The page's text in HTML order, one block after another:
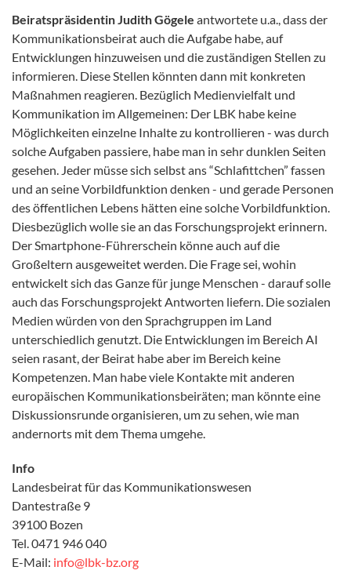
Beiratspräsidentin Judith Gögele antwortete u.a., dass der
Kommunikationsbeirat auch die Aufgabe habe, auf
Entwicklungen hinzuweisen und die zuständigen Stellen zu
informieren. Diese Stellen könnten dann mit konkreten
Maßnahmen reagieren. Bezüglich Medienvielfalt und
Kommunikation im Allgemeinen: Der LBK habe keine
Möglichkeiten einzelne Inhalte zu kontrollieren - was durch
solche Aufgaben passiere, habe man in sehr dunklen Seiten
gesehen. Jeder müsse sich selbst ans “Schlafittchen” fassen
und an seine Vorbildfunktion denken - und gerade Personen
des öffentlichen Lebens hätten eine solche Vorbildfunktion.
Diesbezüglich wolle sie an das Forschungsprojekt erinnern.
Der Smartphone-Führerschein könne auch auf die
Großeltern ausgeweitet werden. Die Frage sei, wohin
entwickelt sich das Ganze für junge Menschen - darauf solle
auch das Forschungsprojekt Antworten liefern. Die sozialen
Medien würden von den Sprachgruppen im Land
unterschiedlich genutzt. Die Entwicklungen im Bereich AI
seien rasant, der Beirat habe aber im Bereich keine
Kompetenzen. Man habe viele Kontakte mit anderen
europäischen Kommunikationsbeiräten; man könnte eine
Diskussionsrunde organisieren, um zu sehen, wie man
andernorts mit dem Thema umgehe.
Info
Landesbeirat für das Kommunikationswesen
Dantestraße 9
39100 Bozen
Tel. 0471 946 040
E-Mail: info@lbk-bz.org